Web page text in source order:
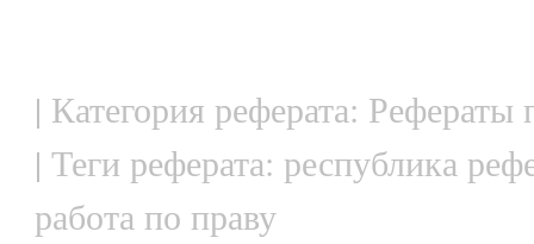
| Категория реферата:
| Теги реферата: республика
работа по праву